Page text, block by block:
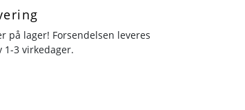
på lager! Forsendelsen leveres
3 virkedager.